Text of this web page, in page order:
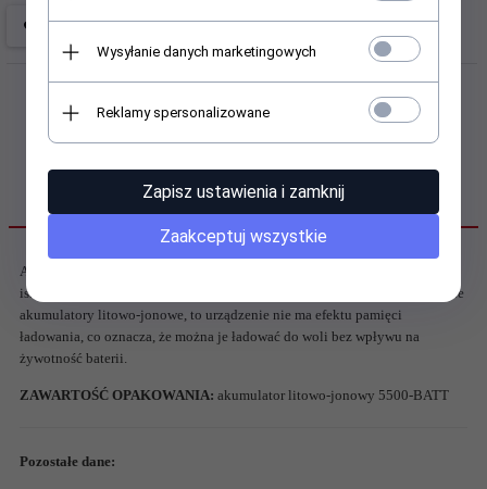
OPIS PRODUKTU
Akumulator litowo-jonowy to zapasowy/wymienny akumulator do
iskrobezpiecznej latarki z serii 5580 Dual-Light ™. Podobnie jak wszystkie
akumulatory litowo-jonowe, to urządzenie nie ma efektu pamięci
ładowania, co oznacza, że można je ładować do woli bez wpływu na
żywotność baterii.
ZAWARTOŚĆ OPAKOWANIA: akumulator litowo-jonowy 5500-BATT
Pozostałe dane:
Wysyłanie danych marketingowych
Reklamy spersonalizowane
Zapisz ustawienia i zamknij
Zaakceptuj wszystkie